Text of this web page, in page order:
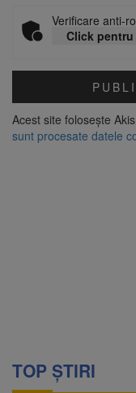
Verificare anti-
Click
Acest site folosește
sunt procesate datele
TOP ȘTIRI